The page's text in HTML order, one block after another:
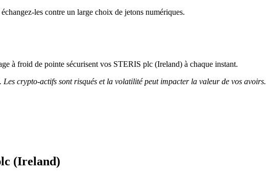
les contre un large choix de jetons numériques.
à froid de pointe sécurisent vos STERIS plc (Ireland) à chaque instant.
crypto-actifs sont risqués et la volatilité peut impacter la valeur de vos avoirs.
(Ireland)